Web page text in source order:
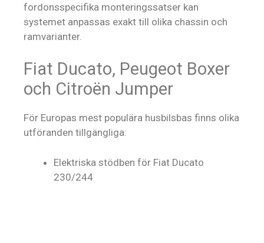
fordonsspecifika monteringssatser kan
systemet anpassas exakt till olika chassin och
ramvarianter.
Fiat Ducato, Peugeot Boxer
och Citroën Jumper
För Europas mest populära husbilsbas finns olika
utföranden tillgängliga:
Elektriska stödben för Fiat Ducato
230/244